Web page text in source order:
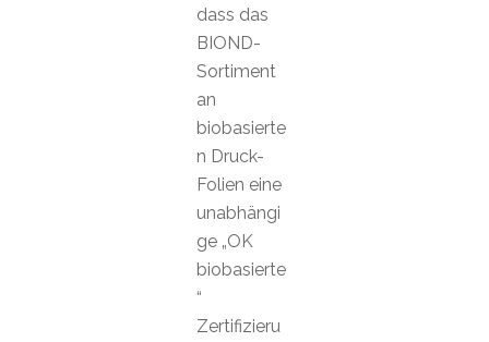
dass das
BIOND-
Sortiment
an
biobasierte
n Druck-
Folien eine
unabhängi
ge „OK
biobasierte
“
Zertifizieru